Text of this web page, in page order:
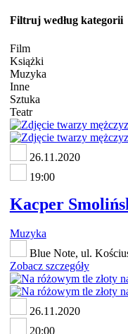
Filtruj według kategorii
Film
Książki
Muzyka
Inne
Sztuka
Teatr
26.11.2020
19:00
Kacper
Muzyka
Blue Note, ul.
Zobacz szczegóły
26.11.2020
20:00